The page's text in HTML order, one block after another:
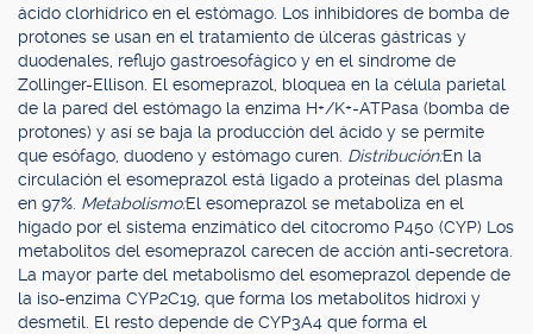
ácido clorhídrico en el estómago. Los inhibidores de bomba de
protones se usan en el tratamiento de úlceras gástricas y
duodenales, reflujo gastroesofágico y en el síndrome de
Zollinger-Ellison. El esomeprazol, bloquea en la célula parietal
de la pared del estómago la enzima H+/K+-ATPasa (bomba de
protones) y así se baja la producción del ácido y se permite
que esófago, duodeno y estómago curen. Distribución:En la
circulación el esomeprazol está ligado a proteínas del plasma
en 97%. Metabolismo:El esomeprazol se metaboliza en el
hígado por el sistema enzimático del citocromo P450 (CYP) Los
metabolitos del esomeprazol carecen de acción anti-secretora.
La mayor parte del metabolismo del esomeprazol depende de
la iso-enzima CYP2C19, que forma los metabolitos hidroxi y
desmetil. El resto depende de CYP3A4 que forma el